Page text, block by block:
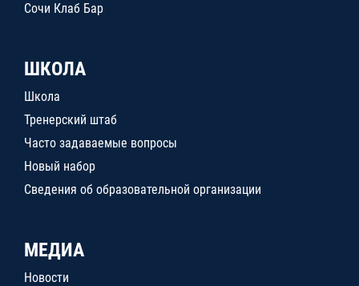
Сочи Клаб Бар
ШКОЛА
Школа
Тренерский штаб
Часто задаваемые вопросы
Новый набор
Сведения об образовательной организации
МЕДИА
Новости